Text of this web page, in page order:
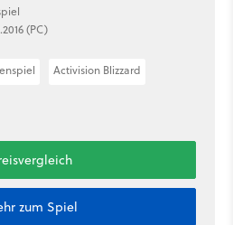
(PC)
Activision Blizzard
zum Spiel